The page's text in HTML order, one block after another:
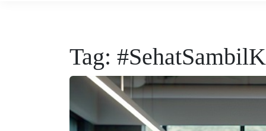
Tag: